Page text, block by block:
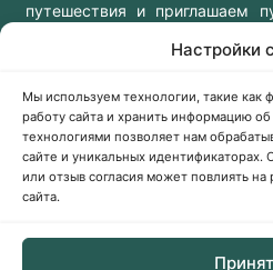
Настройки
Мы используем технологии, такие как
работу сайта и хранить информацию
технологиями позволяет нам
сайте и уникальных идентификаторах.
или отзыв согласия может повлиять
сайта.
путешествия и приглашаем
Заказать
Kaiserstraße
60329